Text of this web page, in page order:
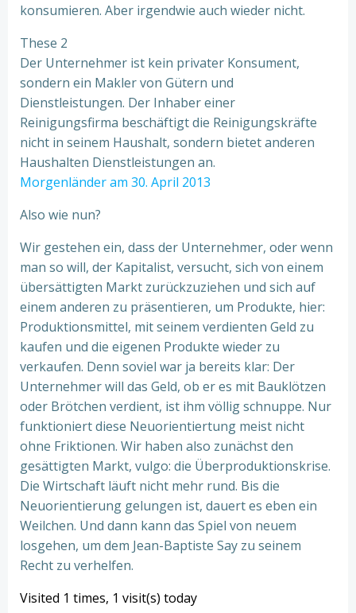
konsumieren. Aber irgendwie auch wieder nicht.
These 2
Der Unternehmer ist kein privater Konsument,
sondern ein Makler von Gütern und
Dienstleistungen. Der Inhaber einer
Reinigungsfirma beschäftigt die Reinigungskräfte
nicht in seinem Haushalt, sondern bietet anderen
Haushalten Dienstleistungen an.
Morgenländer am 30. April 2013
Also wie nun?
Wir gestehen ein, dass der Unternehmer, oder wenn
man so will, der Kapitalist, versucht, sich von einem
übersättigten Markt zurückzuziehen und sich auf
einem anderen zu präsentieren, um Produkte, hier:
Produktionsmittel, mit seinem verdienten Geld zu
kaufen und die eigenen Produkte wieder zu
verkaufen. Denn soviel war ja bereits klar: Der
Unternehmer will das Geld, ob er es mit Bauklötzen
oder Brötchen verdient, ist ihm völlig schnuppe. Nur
funktioniert diese Neuorientiertung meist nicht
ohne Friktionen. Wir haben also zunächst den
gesättigten Markt, vulgo: die Überproduktionskrise.
Die Wirtschaft läuft nicht mehr rund. Bis die
Neuorientierung gelungen ist, dauert es eben ein
Weilchen. Und dann kann das Spiel von neuem
losgehen, um dem Jean-Baptiste Say zu seinem
Recht zu verhelfen.
Visited 1 times, 1 visit(s) today